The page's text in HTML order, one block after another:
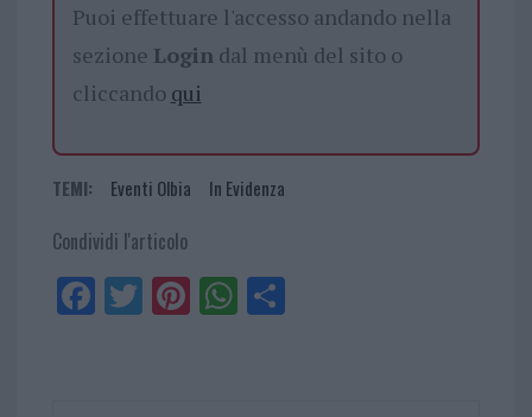
Puoi effettuare l'accesso andando nella
sezione Login dal menù del sito o
cliccando qui
TEMI: Eventi Olbia In Evidenza
Condividi l'articolo
Fa
ce
Tw
itt
Pi
nt
W
ha
Sh